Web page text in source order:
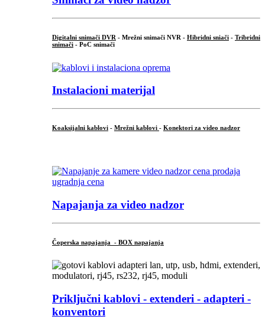
Digitalni snimači DVR - Mrežni snimači NVR - Hibridni sniači - Tribridni
snimači - PoC snimači
Instalacioni materijal
Koaksijalni kablovi - Mrežni kablovi - Konektori za video nadzor
Napajanja za video nadzor
Čoperska napajanja - BOX napajanja
Priključni kablovi - extenderi - adapteri -
konventori